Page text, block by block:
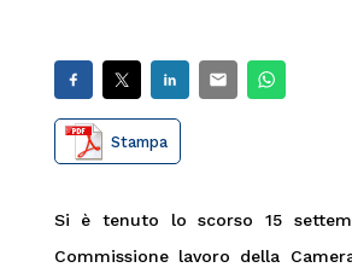
Stampa
Si è tenuto lo scorso 15
Commissione lavoro della